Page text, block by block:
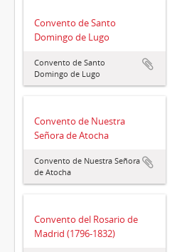
Convento de Santo
Domingo de Lugo
Convento de Santo
Domingo de Lugo
Convento de Nuestra
Señora de Atocha
Convento de Nuestra Señora
de Atocha
Convento del Rosario de
Madrid (1796-1832)